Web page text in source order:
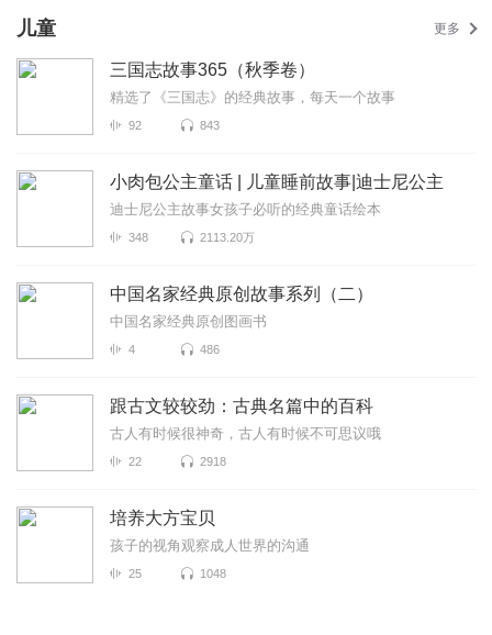
儿童 更多
三国志故事365（秋季卷）
精选了《三国志》的经典故事，每天一个故事
92 843
小肉包公主童话 | 儿童睡前故事|迪士尼公主
迪士尼公主故事女孩子必听的经典童话绘本
348 2113.20万
中国名家经典原创故事系列（二）
中国名家经典原创图画书
4 486
跟古文较较劲：古典名篇中的百科
古人有时候很神奇，古人有时候不可思议哦
22 2918
培养大方宝贝
孩子的视角观察成人世界的沟通
25 1048